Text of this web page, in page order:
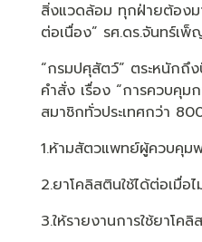
สิ่งแวดล้อม ทุกฝ่ายต้องม
ต่อเนื่อง” รศ.ดร.จันทร์เพ็
“กรมปศุสัตว์” ตระหนัก
คำสั่ง เรื่อง “การควบคุ
สมาชิกทั่วประเทศกว่า
1.ห้ามสัตวแพทย์ผู้ควบคุม
2.ยาโคลิสตินใช้ได้ต่อเมื่อ
3.ให้รายงานการใช้ยาโ